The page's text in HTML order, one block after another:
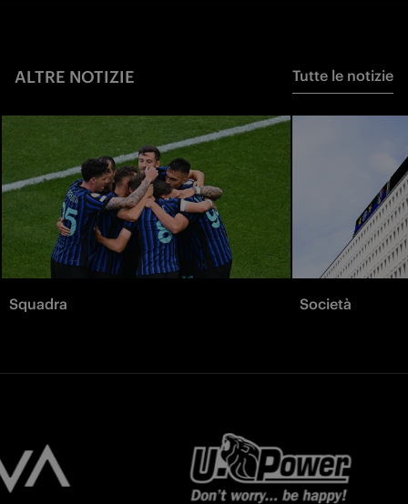
ALTRE NOTIZIE Tutte le notizie
Squadra Società